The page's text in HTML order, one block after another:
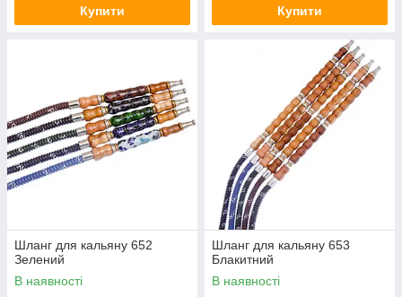
Купити Купити
Шланг для кальяну 652
Зелений
В наявності
Шланг для кальяну 653
Блакитний
В наявності